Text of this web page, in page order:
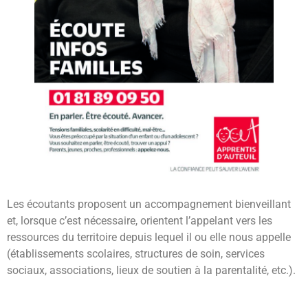
Les écoutants proposent un accompagnement bienveillant
et, lorsque c’est nécessaire, orientent l’appelant vers les
ressources du territoire depuis lequel il ou elle nous appelle
(établissements scolaires, structures de soin, services
sociaux, associations, lieux de soutien à la parentalité, etc.).